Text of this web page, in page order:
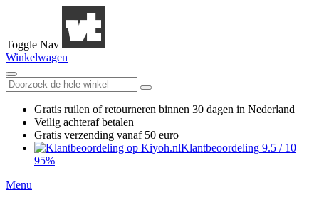
Toggle Nav
Winkelwagen
Gratis ruilen of retourneren binnen 30 dagen in Nederland
Veilig achteraf betalen
Gratis verzending vanaf 50 euro
Klantbeoordeling 9.5 / 10
95%
Menu